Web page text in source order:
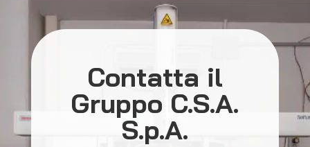
Contatta il
Gruppo C.S.A.
S.p.A.